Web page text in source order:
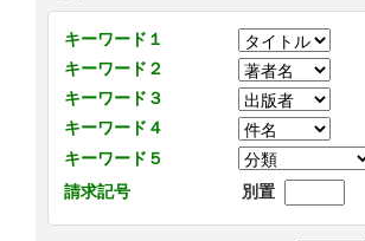
キーワード１
キーワード２
キーワード３
キーワード４
キーワード５
請求記号
別置